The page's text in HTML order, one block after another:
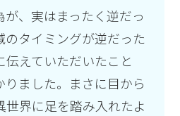
が、実はまったく逆だっ
のタイミングが逆だった
伝えていただいたこと
ました。まさに目から
界に足を踏み入れたよ